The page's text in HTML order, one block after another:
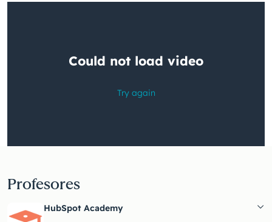
Profesores
HubSpot Academy